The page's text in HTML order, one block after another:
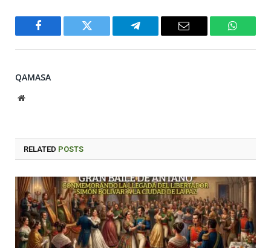
Facebook Twitter Telegram Email
QAMASA
Website
RELATED POSTS